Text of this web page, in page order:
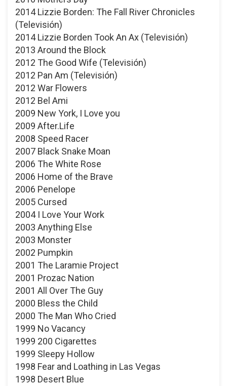
2014 Lizzie Borden: The Fall River Chronicles
(Televisión)
2014 Lizzie Borden Took An Ax (Televisión)
2013 Around the Block
2012 The Good Wife (Televisión)
2012 Pan Am (Televisión)
2012 War Flowers
2012 Bel Ami
2009 New York, I Love you
2009 After.Life
2008 Speed Racer
2007 Black Snake Moan
2006 The White Rose
2006 Home of the Brave
2006 Penelope
2005 Cursed
2004 I Love Your Work
2003 Anything Else
2003 Monster
2002 Pumpkin
2001 The Laramie Project
2001 Prozac Nation
2001 All Over The Guy
2000 Bless the Child
2000 The Man Who Cried
1999 No Vacancy
1999 200 Cigarettes
1999 Sleepy Hollow
1998 Fear and Loathing in Las Vegas
1998 Desert Blue